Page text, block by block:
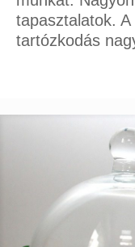
tapasztalatok.
tartózkodás